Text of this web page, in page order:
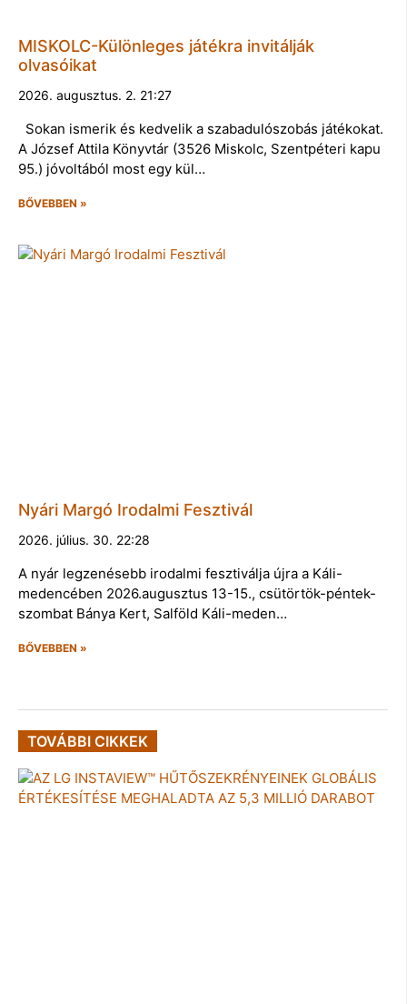
MISKOLC-Különleges játékra invitálják
olvasóikat
2026. augusztus. 2. 21:27
Sokan ismerik és kedvelik a szabadulószobás játékokat.
A József Attila Könyvtár (3526 Miskolc, Szentpéteri kapu
95.) jóvoltából most egy kül…
BŐVEBBEN »
Nyári Margó Irodalmi Fesztivál
2026. július. 30. 22:28
A nyár legzenésebb irodalmi fesztiválja újra a Káli-
medencében 2026.augusztus 13-15., csütörtök-péntek-
szombat Bánya Kert, Salföld Káli-meden…
BŐVEBBEN »
TOVÁBBI CIKKEK